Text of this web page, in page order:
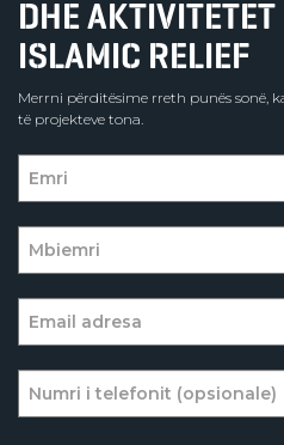
DHE
ISLAMIC RELIEF
Merrni përditësime rreth punës sonë,
të projekteve tona.